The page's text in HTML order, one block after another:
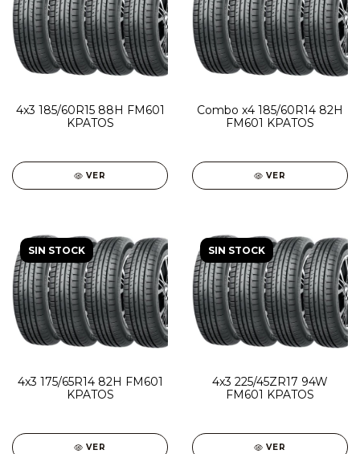
4x3 185/60R15 88H FM601
KPATOS
VER
Combo x4 185/60R14 82H
FM601 KPATOS
VER
SIN STOCK
4x3 175/65R14 82H FM601
KPATOS
VER
SIN STOCK
4x3 225/45ZR17 94W
FM601 KPATOS
VER